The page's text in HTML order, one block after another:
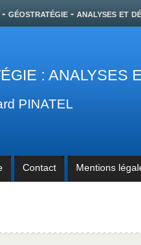
géostratégie - analyses et
: ANALYSES
PINATEL
Contact Mentions